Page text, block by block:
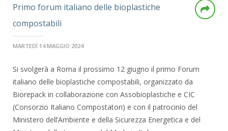
Primo forum italiano delle bioplastiche
compostabili
MARTEDÌ 14 MAGGIO 2024
Si svolgerà a Roma il prossimo 12 giugno il primo Forum
italiano delle bioplastiche compostabili, organizzato da
Biorepack in collaborazione con Assobioplastiche e CIC
(Consorzio Italiano Compostatori) e con il patrocinio del
Ministero dell’Ambiente e della Sicurezza Energetica e del